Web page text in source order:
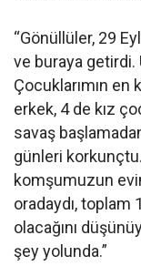
“Gönüllüler, 29
ve buraya
Çocuklarımın en
erkek, 4 de kız
savaş
günleri korkunçtu.
komşumuzun
oradaydı,
olacağını
şey yolunda.”